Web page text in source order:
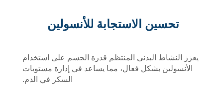
تحسين الاستجابة للأنسولين
يعزز النشاط البدني المنتظم قدرة الجسم على استخدام
الأنسولين بشكل فعال، مما يساعد في إدارة مستويات
السكر في الدم.